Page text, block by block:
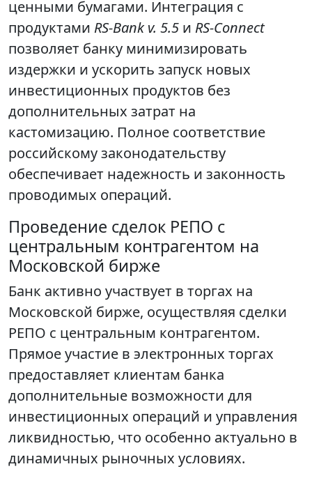
ценными бумагами. Интеграция с
продуктами RS-Bank v. 5.5 и RS-Connect
позволяет банку минимизировать
издержки и ускорить запуск новых
инвестиционных продуктов без
дополнительных затрат на
кастомизацию. Полное соответствие
российскому законодательству
обеспечивает надежность и законность
проводимых операций.
Проведение сделок РЕПО с
центральным контрагентом на
Московской бирже
Банк активно участвует в торгах на
Московской бирже, осуществляя сделки
РЕПО с центральным контрагентом.
Прямое участие в электронных торгах
предоставляет клиентам банка
дополнительные возможности для
инвестиционных операций и управления
ликвидностью, что особенно актуально в
динамичных рыночных условиях.